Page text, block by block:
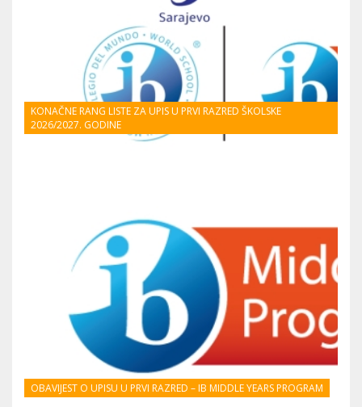
KONAČNE RANG LISTE ZA UPIS U PRVI RAZRED ŠKOLSKE
2026/2027. GODINE
OBAVIJEST O UPISU U PRVI RAZRED – IB MIDDLE YEARS PROGRAM